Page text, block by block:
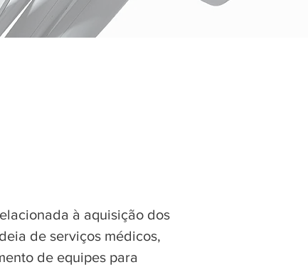
à aquisição dos
de serviços médicos,
de equipes para